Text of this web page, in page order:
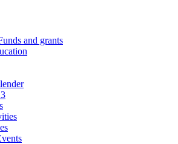
and grants